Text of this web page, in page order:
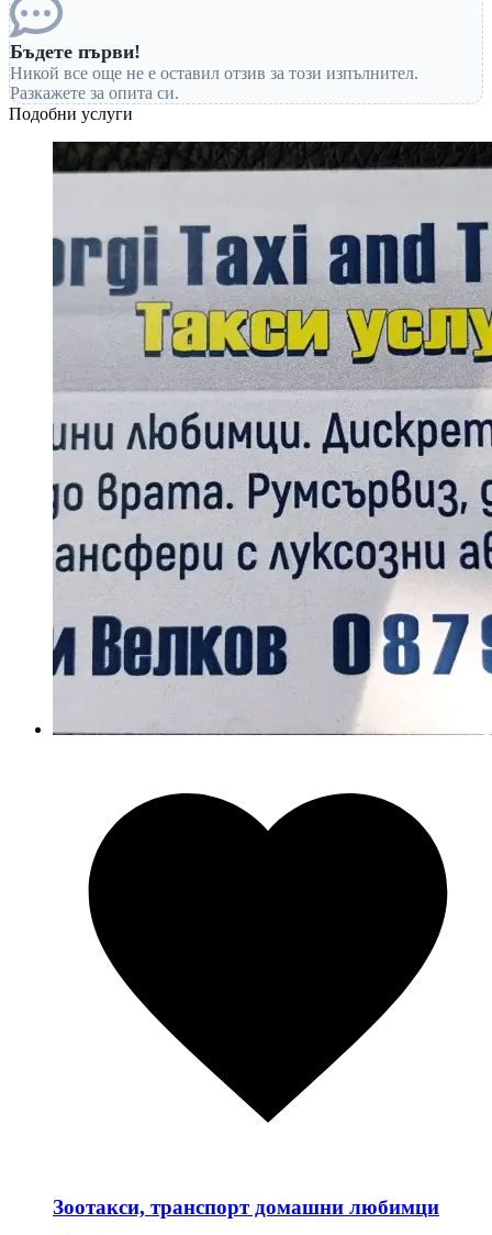
Бъдете първи!
Никой все още не е оставил отзив за този изпълнител.
Разкажете за опита си.
Подобни услуги
Зоотакси, транспорт домашни любимци